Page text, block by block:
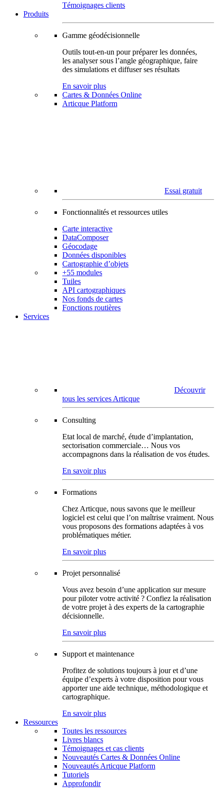
Témoignages clients
Produits
Gamme géodécisionnelle
Outils tout-en-un pour préparer les données,
les analyser sous l’angle géographique, faire
des simulations et diffuser ses résultats
En savoir plus
Cartes & Données Online
Articque Platform
Essai gratuit
Fonctionnalités et ressources utiles
Carte interactive
DataComposer
Géocodage
Données disponibles
Cartographie d’objets
+55 modules
Tuiles
API cartographiques
Nos fonds de cartes
Fonctions routières
Services
Découvrir
tous les services Articque
Consulting
Etat local de marché, étude d’implantation,
sectorisation commerciale… Nous vos
accompagnons dans la réalisation de vos études.
En savoir plus
Formations
Chez Articque, nous savons que le meilleur
logiciel est celui que l’on maîtrise vraiment. Nous
vous proposons des formations adaptées à vos
problématiques métier.
En savoir plus
Projet personnalisé
Vous avez besoin d’une application sur mesure
pour piloter votre activité ? Confiez la réalisation
de votre projet à des experts de la cartographie
décisionnelle.
En savoir plus
Support et maintenance
Profitez de solutions toujours à jour et d’une
équipe d’experts à votre disposition pour vous
apporter une aide technique, méthodologique et
cartographique.
En savoir plus
Ressources
Toutes les ressources
Livres blancs
Témoignages et cas clients
Nouveautés Cartes & Données Online
Nouveautés Articque Platform
Tutoriels
Approfondir